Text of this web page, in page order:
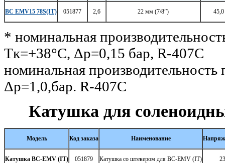
BC EMV15 78S(IT) 051877 2,6 22 мм (7/8”) 45,0
* номинальная
Tк=+38°С, Δр=0,15 бар, R-407С
номинальная производительность
Δр=1,0,бар. R-407С
Катушка для
Модель Код заказа Наименование
Катушка BC-EMV (IT) 051879 Катушка со штекером для BC-EMV (IT)